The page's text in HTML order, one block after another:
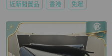
近新閒置品 香港 免運